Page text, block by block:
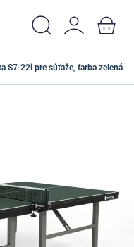
S7-22i pre súťaže, farba zelená